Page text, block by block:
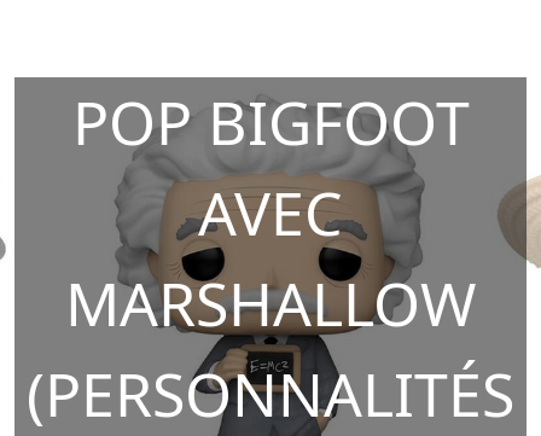
POP BIGFOOT
AVEC
MARSHALLOW
(PERSONNALITÉS